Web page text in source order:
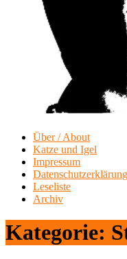
Über / About
Katze und Igel
Impressum
Datenschutzerklärung
Leseliste
Archiv
Kategorie: